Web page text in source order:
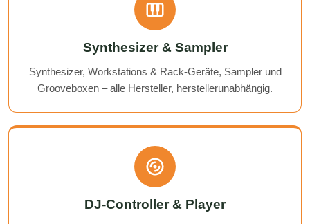
Synthesizer & Sampler
Synthesizer, Workstations & Rack-Geräte, Sampler und
Grooveboxen – alle Hersteller, herstellerunabhängig.
DJ-Controller & Player